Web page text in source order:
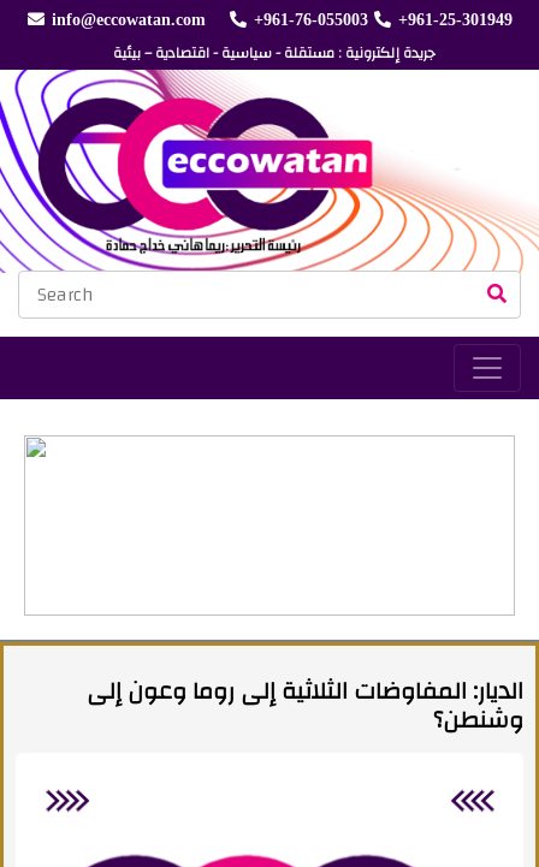
info@eccowatan.com +961-76-055003 +961-25-301949
جريدة إلكترونية : مستقلة - سياسية - اقتصادية – بيئية
الديار: المفاوضات الثلاثية إلى روما وعون إلى
وشنطن؟